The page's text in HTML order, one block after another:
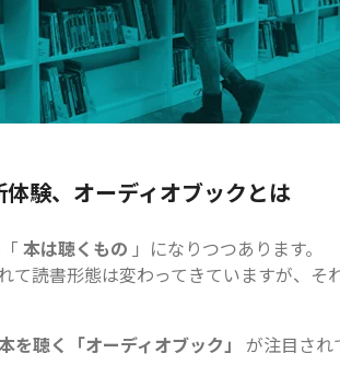
体験、オーディオブックとは
本は聴くもの 」になりつつあります。
読書形態は変わってきていますが、そ
を聴く「オーディオブック」 が注目され